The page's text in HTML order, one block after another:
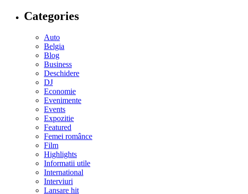
Categories
Auto
Belgia
Blog
Business
Deschidere
DJ
Economie
Evenimente
Events
Expozitie
Featured
Femei românce
Film
Highlights
Informatii utile
International
Interviuri
Lansare hit